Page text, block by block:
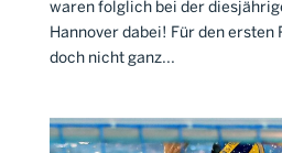
waren folglich bei der
Hannover dabei! Für den ersten
doch nicht ganz...